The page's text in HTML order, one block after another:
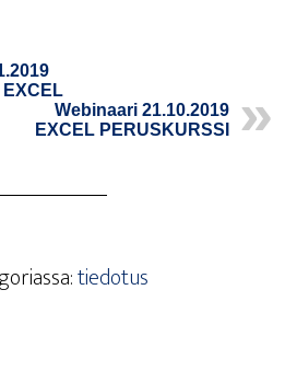
EXCEL
Webi­naa­ri 21.10.2019
EXCEL PERUSKURSSI
tiedotus